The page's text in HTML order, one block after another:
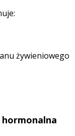
żywieniowego